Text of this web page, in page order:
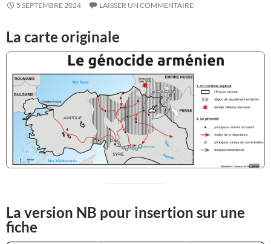
5 SEPTEMBRE 2024 LAISSER UN COMMENTAIRE
La carte originale
La version NB pour insertion sur une
fiche